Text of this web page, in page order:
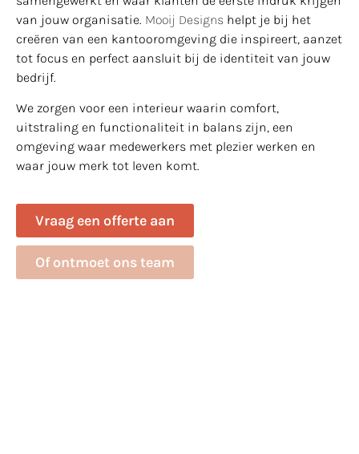
van jouw organisatie. Mooij Designs helpt je bij het
creëren van een kantooromgeving die inspireert, aanzet
tot focus en perfect aansluit bij de identiteit van jouw
bedrijf.
We zorgen voor een interieur waarin comfort,
uitstraling en functionaliteit in balans zijn, een
omgeving waar medewerkers met plezier werken en
waar jouw merk tot leven komt.
Vraag een offerte aan
Of ontmoet ons team